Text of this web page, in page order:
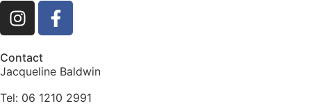
Contact
Jacqueline Baldwin
Tel: 06 1210 2991